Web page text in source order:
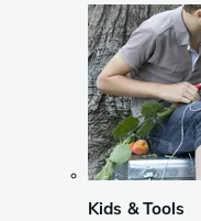
Kids & Tools